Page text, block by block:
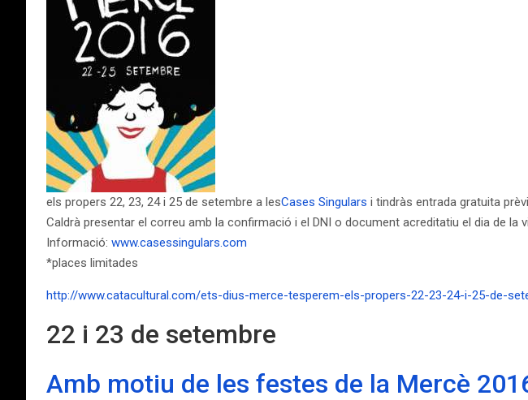
els propers 22, 23, 24 i 25 de setembre a lesCases Singulars i tindràs entrada gratuita
Caldrà presentar el correu amb la confirmació i el DNI o document acreditatiu el dia de la
Informació: www.casessingulars.com
*places limitades
http://www.catacultural.com/ets-dius-merce-tesperem-els-propers-22-23-24-i-25-de-
22 i 23 de setembre
Amb motiu de les festes de la Mercè